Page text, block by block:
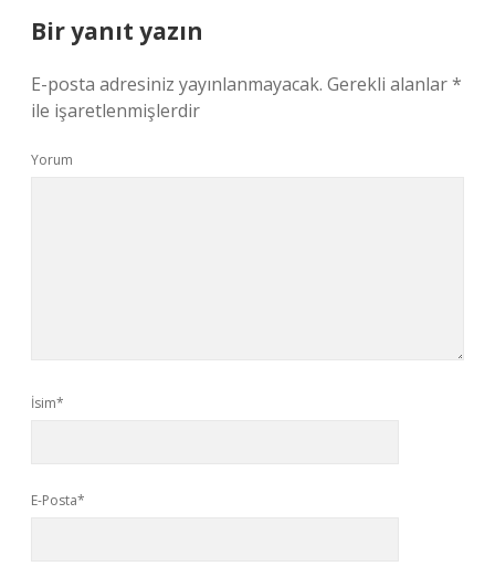
Bir yanıt yazın
E-posta adresiniz yayınlanmayacak. Gerekli alanlar*
ile işaretlenmişlerdir
Yorum
İsim*
E-Posta*